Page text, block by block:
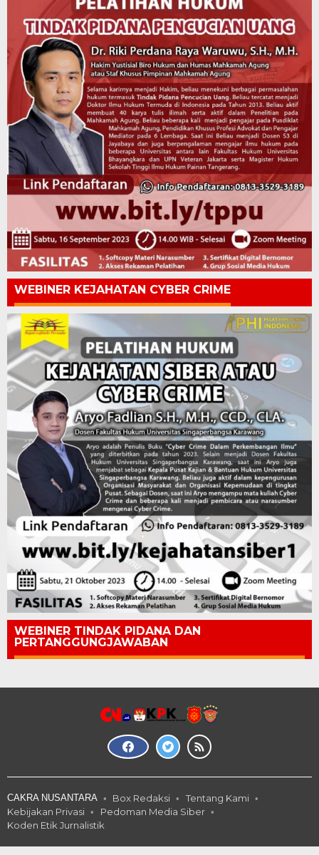
WEBINER KEJAHATAN CYBER CRIME
WEBINER TINDAK PIDANA DAN
PERTANGGUNGJAWABAN
CAKRA NUSANTARA Box Redaksi
Tentang Kami
Kebijakan Privasi
Pedoman Media Siber
Koden Etik Jurnalistik